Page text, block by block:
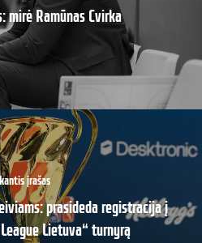
mirė Ramūnas Cvirka
įrašas
prasideda registracija į
Lietuva“ turnyrą